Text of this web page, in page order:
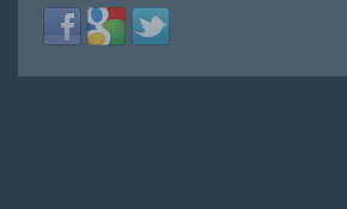
Login
with
Login
with
Login
with